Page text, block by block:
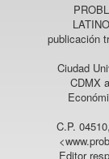
publicación
Ciudad
CDMX
C.P.
Editor